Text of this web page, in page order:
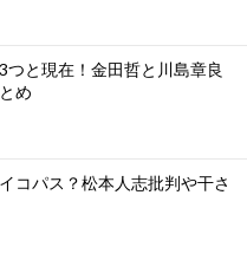
つと現在！金田哲と川島章良
め
コパス？松本人志批判や干さ